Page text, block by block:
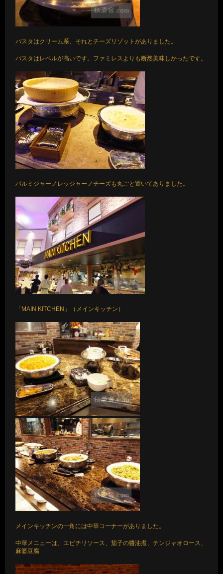
パスタはクリーム系、それとチーズリゾットがありました。
パスタはレベルが高いです。ファミレスよりも断然美味しかったです。
パルミジャーノレッジャーノチーズも丸ごと置いてありました。
「MAIN KITCHEN」（メインキッチン）
メインキッチンの一角には中華コーナーがありました。
中華メニューは、エビチリソース、茄子の醬油煮、チンジャオロース、
麻婆豆腐